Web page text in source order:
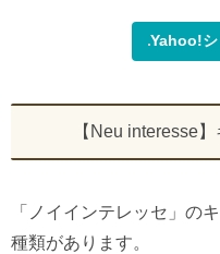
Yahoo!シ
【Neu interesse
「ノイインテレッセ」の
種類があります。